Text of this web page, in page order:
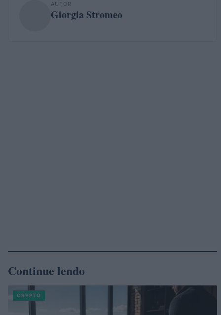
AUTOR
Giorgia Stromeo
Continue lendo
CRYPTO